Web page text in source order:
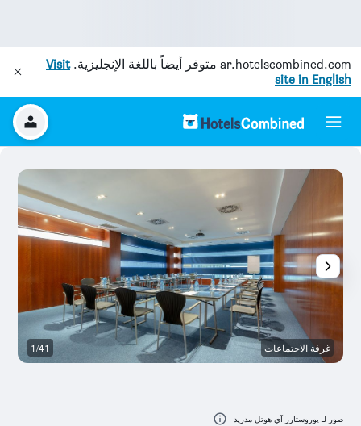
ar.hotelscombined.com متوفر أيضاً باللغة الإنجليزية.Visit
site in English
غرفة الاجتماعات 1/41
صور لـ يوروستارز آي-هوتل مدريد